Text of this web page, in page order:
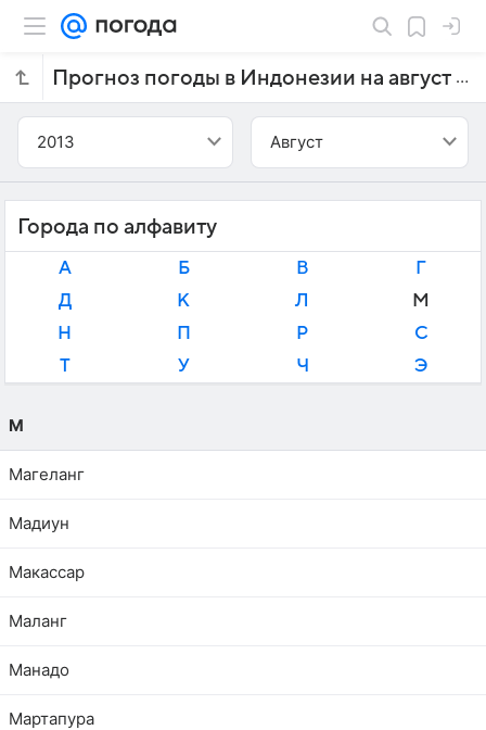
Прогноз погоды в Индонезии на август 2013 года
2013 Август
Города по алфавиту
А Б В
Г
Д
К Л
М
Н
П Р
С
Т
У Ч Э
М
Магеланг
Мадиун
Макассар
Маланг
Манадо
Мартапура